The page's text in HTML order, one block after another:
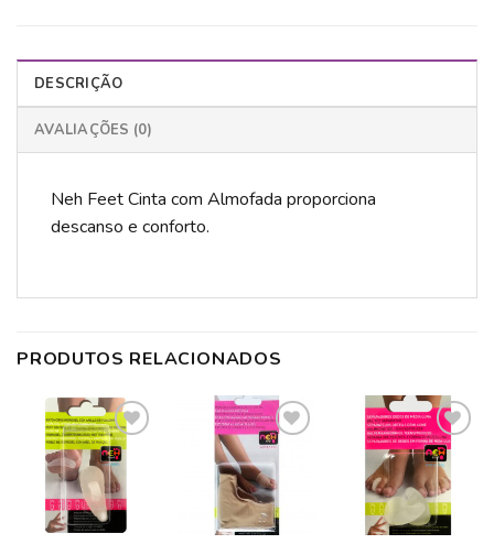
DESCRIÇÃO
AVALIAÇÕES (0)
Neh Feet Cinta com Almofada proporciona
descanso e conforto.
PRODUTOS RELACIONADOS
ADICIONAR
A LISTA DE
DESEJOS
ADICIONAR
A LISTA DE
DESEJOS
ADICIONAR
A LISTA DE
DESEJOS